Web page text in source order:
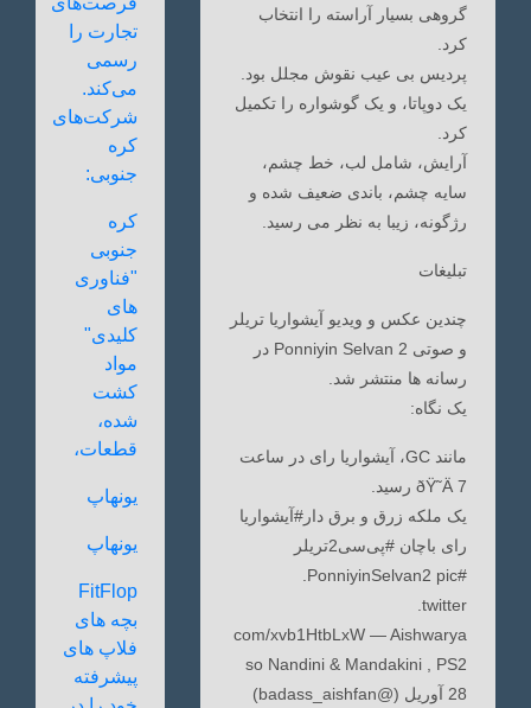
گروهی بسیار آراسته را انتخاب
کرد.
پردیس بی عیب نقوش مجلل بود.
یک دوپاتا، و یک گوشواره را تکمیل
کرد.
آرایش، شامل لب، خط چشم،
سایه چشم، باندی ضعیف شده و
رژگونه، زیبا به نظر می رسید.
تبلیغات
چندین عکس و ویدیو آیشواریا تریلر
و صوتی Ponniyin Selvan 2 در
رسانه ها منتشر شد.
یک نگاه:
مانند GC، آیشواریا رای در ساعت
7 ðŸ˜Ä رسید.
یک ملکه زرق و برق دار#آیشواریا
رای باچان #پی‌سی2تریلر
#PonniyinSelvan2 pic.
twitter.
com/xvb1HtbLxW — Aishwarya
so Nandini & Mandakini , PS2
28 آوریل (@badass_aishfan)
تجارت را
رسمی
می‌کند.
شرکت‌های
کره
جنوبی:
کره
جنوبی
"فناوری
های
کلیدی"
مواد
کشت
شده،
قطعات،
یونهاپ
یونهاپ
FitFlop
بچه های
فلاپ های
پیشرفته